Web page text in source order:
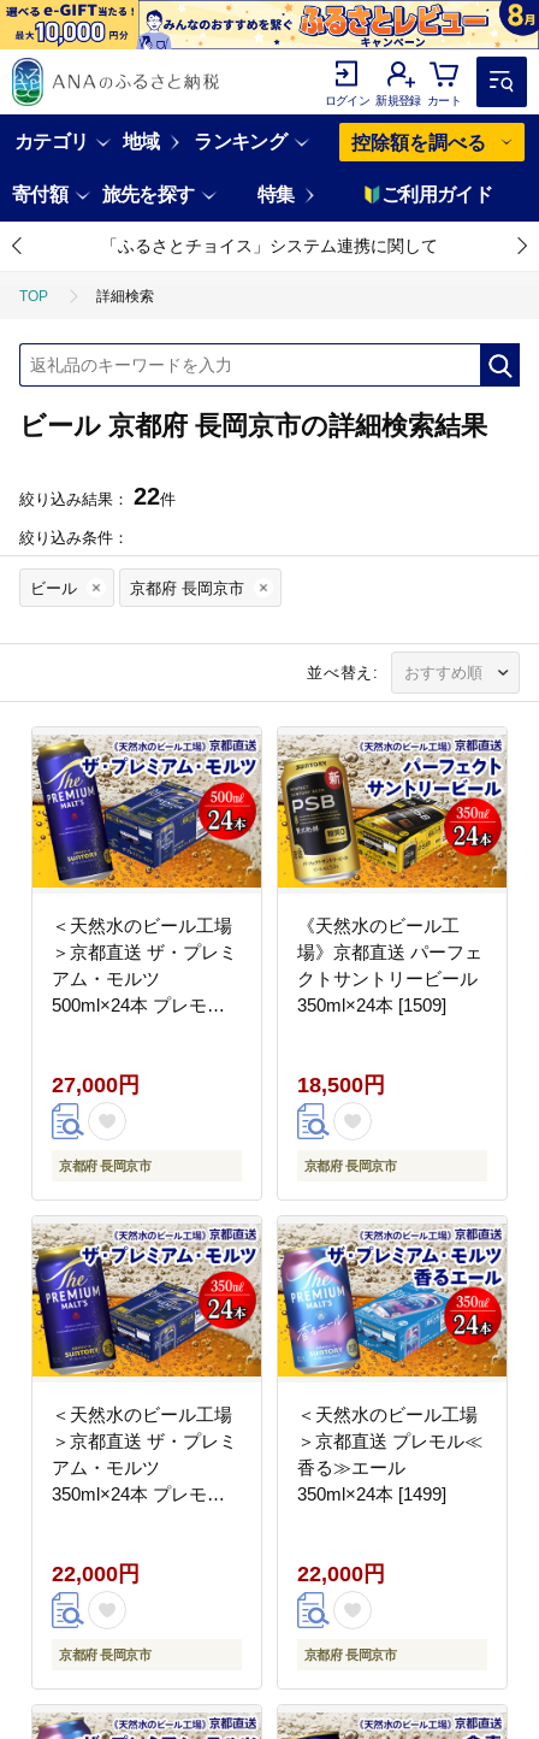
ログイン 新規登録 カート
カテゴリ 地域 ランキング 控除額を調べる
寄付額 旅先を探す 特集 ご利用ガイド
「ふるさとチョイス」システム連携に関して
TOP 詳細検索
ビール 京都府 長岡京市の詳細検索結果
絞り込み結果： 22件
絞り込み条件：
ビール 京都府 長岡京市
並べ替え:
＜天然水のビール工場
＞京都直送 ザ・プレミ
アム・モルツ
500ml×24本 プレモル
27,000円
京都府 長岡京市
《天然水のビール工
場》京都直送 パーフェ
クトサントリービール
350ml×24本 [1509]
18,500円
京都府 長岡京市
＜天然水のビール工場
＞京都直送 ザ・プレミ
アム・モルツ
350ml×24本 プレモル
22,000円
京都府 長岡京市
＜天然水のビール工場
＞京都直送 プレモル≪
香る≫エール
350ml×24本 [1499]
22,000円
京都府 長岡京市